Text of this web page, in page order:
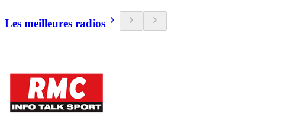
Les meilleures radios